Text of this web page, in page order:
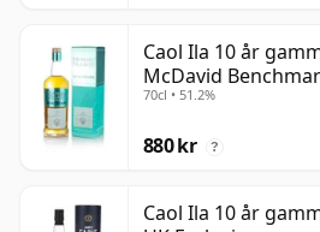
Caol Ila 10 år
McDavid
70cl • 51.2%
880 kr ?
Caol Ila 10 år